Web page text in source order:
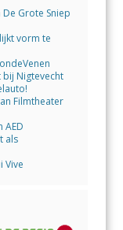
Grote Sniep
vorm te
Nigtevecht
Filmtheater
AED
als
Vive